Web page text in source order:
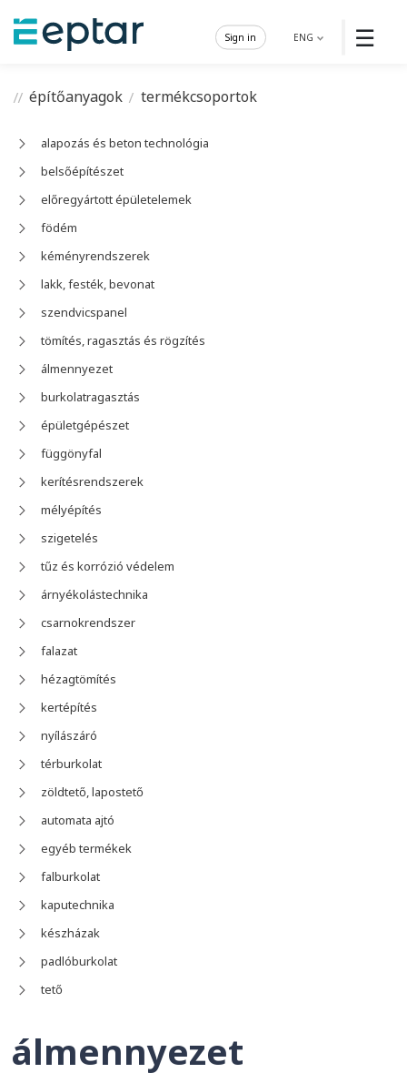
☰
ENG
Sign in
építőanyagok termékcsoportok
alapozás és beton technológia
belsőépítészet
előregyártott épületelemek
födém
kéményrendszerek
lakk, festék, bevonat
szendvicspanel
tömítés, ragasztás és rögzítés
álmennyezet
burkolatragasztás
épületgépészet
függönyfal
kerítésrendszerek
mélyépítés
szigetelés
tűz és korrózió védelem
árnyékolástechnika
csarnokrendszer
falazat
hézagtömítés
kertépítés
nyílászáró
térburkolat
zöldtető, lapostető
automata ajtó
egyéb termékek
falburkolat
kaputechnika
készházak
padlóburkolat
tető
álmennyezet